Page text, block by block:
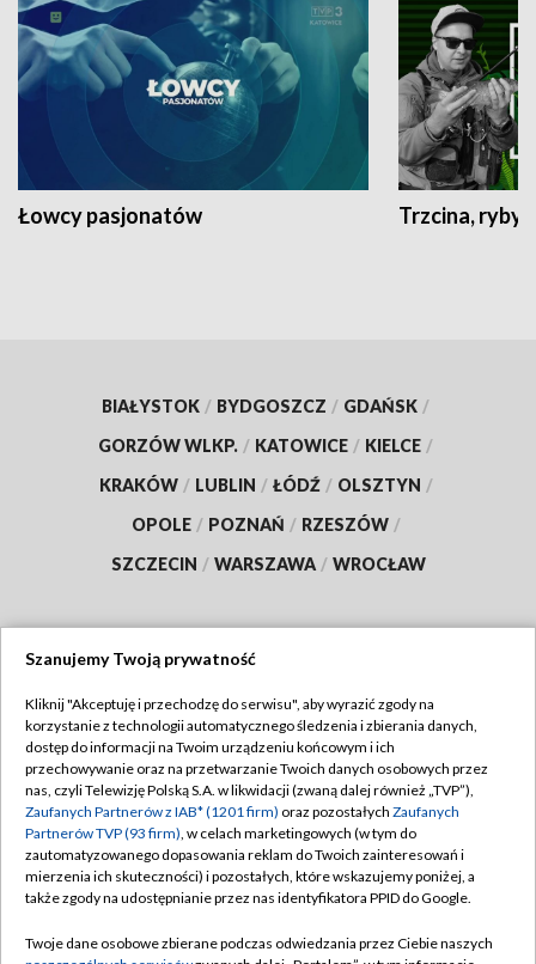
Łowcy pasjonatów Trzcina, ryby
BIAŁYSTOK / BYDGOSZCZ / GDAŃSK /
GORZÓW WLKP. / KATOWICE / KIELCE /
KRAKÓW / LUBLIN / ŁÓDŹ / OLSZTYN /
OPOLE / POZNAŃ / RZESZÓW /
SZCZECIN / WARSZAWA / WROCŁAW
TVP
Abonament TVP
Emisja w TVP
Centrum informacji TVP
Naziemna Telewizja Cyfrowa
Regulamin TVP
Polityka prywatności
Moje zgody
Pomoc
Szanujemy Twoją prywatność
Kliknij "Akceptuję i przechodzę do serwisu", aby wyrazić zgody na
korzystanie z technologii automatycznego śledzenia i zbierania danych,
dostęp do informacji na Twoim urządzeniu końcowym i ich
przechowywanie oraz na przetwarzanie Twoich danych osobowych przez
nas, czyli Telewizję Polską S.A. w likwidacji (zwaną dalej również „TVP”),
Zaufanych Partnerów z IAB* (1201 firm) oraz pozostałych Zaufanych
Partnerów TVP (93 firm), w celach marketingowych (w tym do
zautomatyzowanego dopasowania reklam do Twoich zainteresowań i
mierzenia ich skuteczności) i pozostałych, które wskazujemy poniżej, a
także zgody na udostępnianie przez nas identyfikatora PPID do Google.
Twoje dane osobowe zbierane podczas odwiedzania przez Ciebie naszych